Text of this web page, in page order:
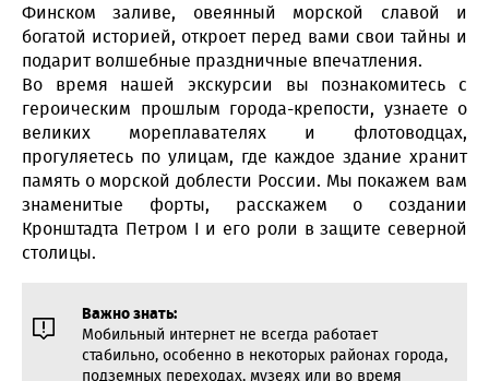
Финском заливе, овеянный морской славой и
богатой историей, откроет перед вами свои тайны и
подарит волшебные праздничные впечатления.
Во время нашей экскурсии вы познакомитесь с
героическим прошлым города-крепости, узнаете о
великих мореплавателях и флотоводцах,
прогуляетесь по улицам, где каждое здание хранит
память о морской доблести России. Мы покажем вам
знаменитые форты, расскажем о создании
Кронштадта Петром I и его роли в защите северной
столицы.
Важно знать:
Мобильный интернет не всегда работает
стабильно, особенно в некоторых районах города,
подземных переходах, музеях или во время